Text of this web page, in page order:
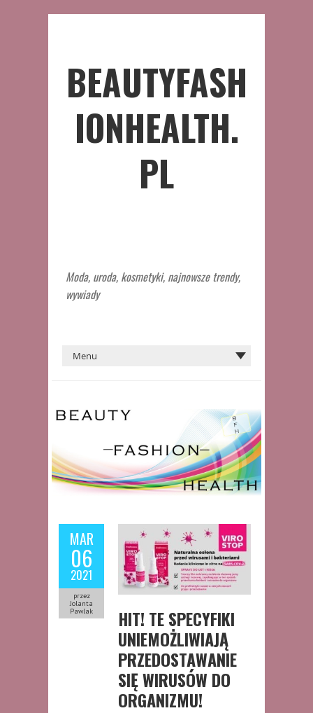
BEAUTYFASH
IONHEALTH.
PL
Moda, uroda, kosmetyki, najnowsze trendy,
wywiady
MAR
06
2021
przez
Jolanta
Pawlak
HIT! TE SPECYFIKI
UNIEMOŻLIWIAJĄ
PRZEDOSTAWANIE
SIĘ WIRUSÓW DO
ORGANIZMU!